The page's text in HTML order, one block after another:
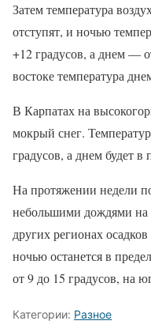
Затем температура
отступят, и ночью
+12 градусов, а днем —
востоке температура
В Карпатах на
мокрый снег.
градусов, а днем будет в
На протяжении недели
небольшими дождями на
других регионах
ночью останется в
от 9 до 15 градусов, на
Категории: Разное